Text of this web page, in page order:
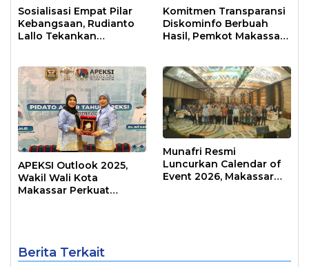
Sosialisasi Empat Pilar
Kebangsaan, Rudianto
Lallo Tekankan
Komitmen Transparansi
Diskominfo Berbuah
Hasil, Pemkot Makassar
APEKSI Outlook 2025,
Wakil Wali Kota
Makassar Perkuat
Munafri Resmi
Luncurkan Calendar of
Event 2026, Makassar
Berita Terkait